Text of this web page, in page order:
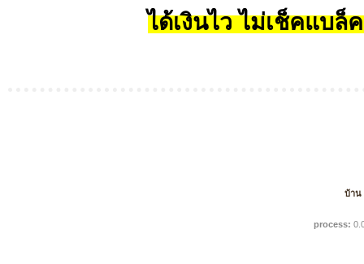
ได้เงินไว ไม่เช็คแบล็
บ้าน
process: